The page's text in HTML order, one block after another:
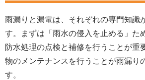
雨漏りと漏電は、それぞれの専門知識
す。まずは「雨水の侵入を止める」た
防水処理の点検と補修を行うことが重
物のメンテナンスを行うことが雨漏り
す。